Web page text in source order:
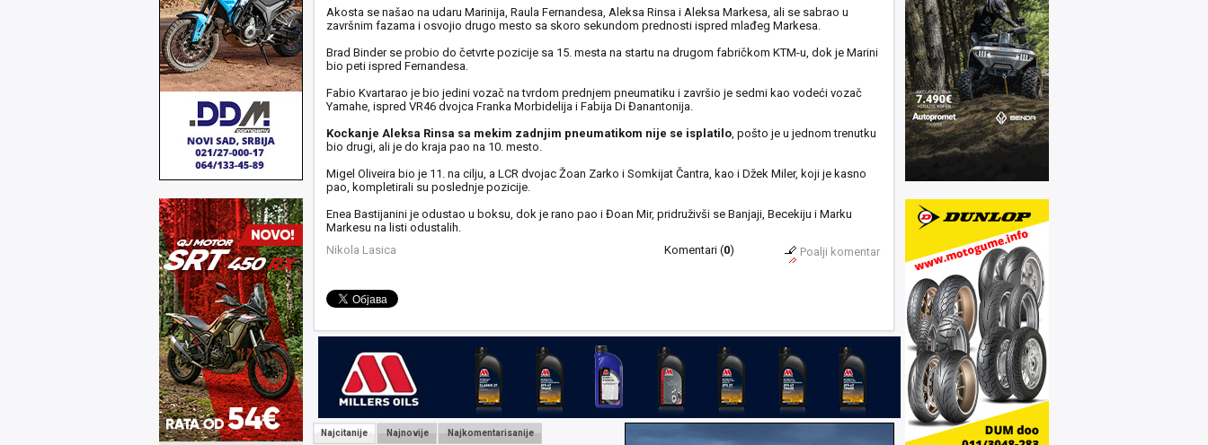
Akosta se našao na udaru Marinija, Raula Fernandesa, Aleksa Rinsa i Aleksa Markesa, ali se sabrao u
završnim fazama i osvojio drugo mesto sa skoro sekundom prednosti ispred mlađeg Markesa.
Brad Binder se probio do četvrte pozicije sa 15. mesta na startu na drugom fabričkom KTM-u, dok je Marini
bio peti ispred Fernandesa.
Fabio Kvartarao je bio jedini vozač na tvrdom prednjem pneumatiku i završio je sedmi kao vodeći vozač
Yamahe, ispred VR46 dvojca Franka Morbidelija i Fabija Di Đanantonija.
Kockanje Aleksa Rinsa sa mekim zadnjim pneumatikom nije se isplatilo, pošto je u jednom trenutku
bio drugi, ali je do kraja pao na 10. mesto.
Migel Oliveira bio je 11. na cilju, a LCR dvojac Žoan Zarko i Somkijat Čantra, kao i Džek Miler, koji je kasno
pao, kompletirali su poslednje pozicije.
Enea Bastijanini je odustao u boksu, dok je rano pao i Đoan Mir, pridruživši se Banjaji, Becekiju i Marku
Markesu na listi odustalih.
Nikola Lasica
Komentari (0) Poalji komentar
Najcitanije Najnovije Najkomentarisanije